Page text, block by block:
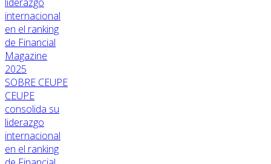
SOBRE CEUPE
CEUPE
consolida su
liderazgo
internacional
en el ranking